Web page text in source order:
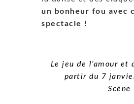
un bonheur fou avec
spectacle !
Le jeu de l’amour et
partir du 7
Scène